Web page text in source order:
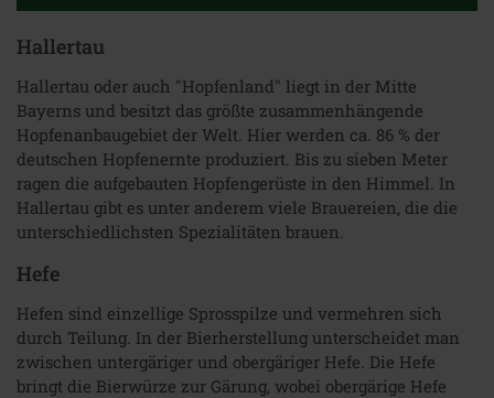
Hallertau
Hallertau oder auch "Hopfenland" liegt in der Mitte
Bayerns und besitzt das größte zusammenhängende
Hopfenanbaugebiet der Welt. Hier werden ca. 86 % der
deutschen Hopfenernte produziert. Bis zu sieben Meter
ragen die aufgebauten Hopfengerüste in den Himmel. In
Hallertau gibt es unter anderem viele Brauereien, die die
unterschiedlichsten Spezialitäten brauen.
Hefe
Hefen sind einzellige Sprosspilze und vermehren sich
durch Teilung. In der Bierherstellung unterscheidet man
zwischen untergäriger und obergäriger Hefe. Die Hefe
bringt die Bierwürze zur Gärung, wobei obergärige Hefe